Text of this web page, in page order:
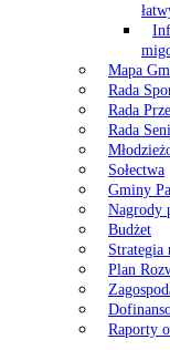
Mapa
Rada
Rada
Rada
Sołectwa
Gminy
Nagrody
Budżet
Strategia
Plan
Raporty